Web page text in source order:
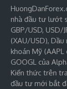
nhà đầu tư lướt
GBP/USD, USD/
(XAU/USD),
khoán Mỹ (AAPL
GOOGL của
Kiến thức trên
đầu tư mới bắt